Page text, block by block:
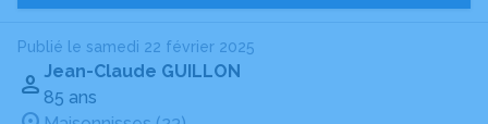
Publié le samedi 22 février 2025
Jean-Claude GUILLON
85 ans